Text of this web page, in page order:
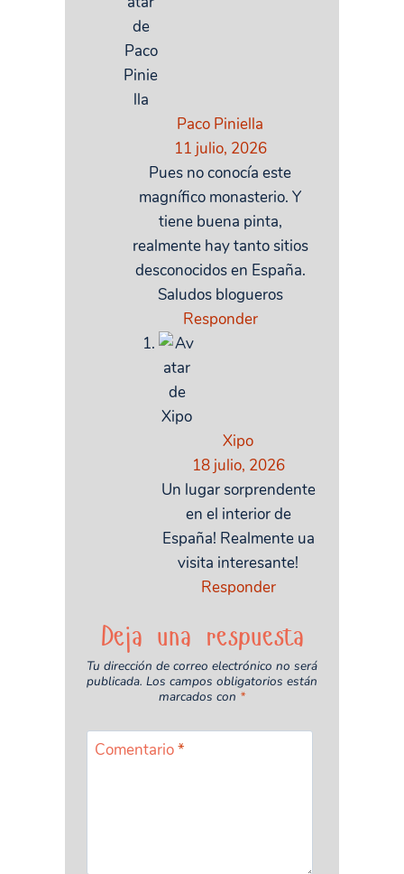
Paco Piniella
11 julio, 2026
Pues no conocía este
magnífico monasterio. Y
tiene buena pinta,
realmente hay tanto sitios
desconocidos en España.
Saludos blogueros
Responder
Xipo
18 julio, 2026
Un lugar sorprendente
en el interior de
España! Realmente ua
visita interesante!
Responder
Deja una respuesta
Tu dirección de correo electrónico no será
publicada. Los campos obligatorios están
marcados con *
Comentario*